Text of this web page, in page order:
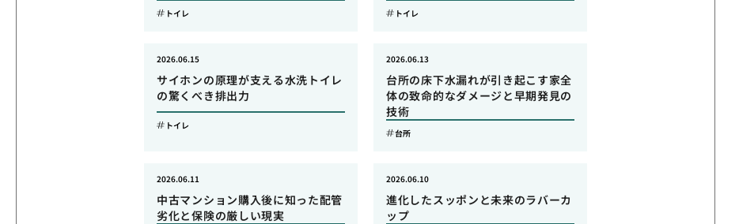
トイレ トイレ
サイホンの原理が支える水洗トイレ
の驚くべき排出力
2026.06.15
トイレ
台所の床下水漏れが引き起こす家全
体の致命的なダメージと早期発見の
技術
2026.06.13
台所
中古マンション購入後に知った配管
劣化と保険の厳しい現実
2026.06.11
進化したスッポンと未来のラバーカ
ップ
2026.06.10